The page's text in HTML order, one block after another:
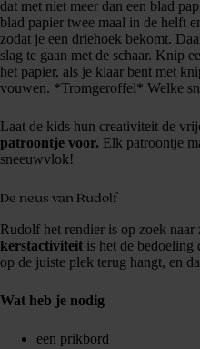
dat met niet meer dan een blad
blad papier twee maal in de helft
zodat je een driehoek bekomt.
slag te gaan met de schaar. Knip
het papier, als je klaar bent met
vouwen. *Tromgeroffel* Welke
Laat de kids hun creativiteit de
patroontje voor. Elk patroontje
sneeuwvlok!
De neus van Rudolf
Rudolf het rendier is op zoek
kerstactiviteit is het de bedoeling
op de juiste plek terug hangt, en
Wat heb je nodig
een prikbord